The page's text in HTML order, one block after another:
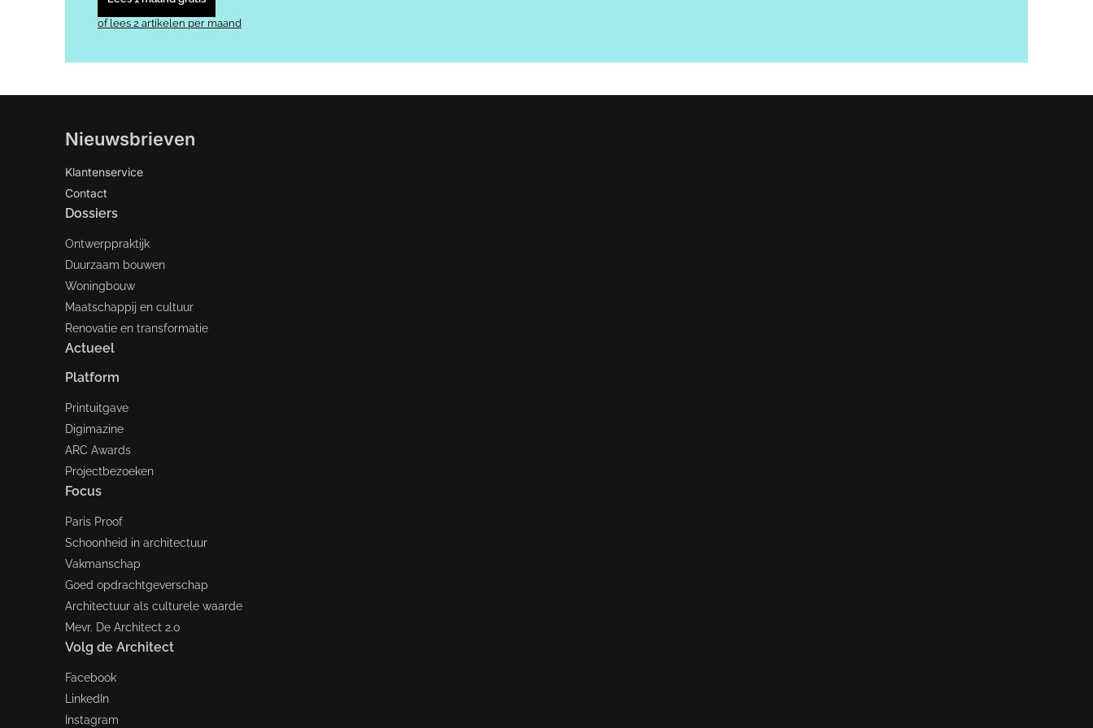
of lees 2 artikelen per maand
Nieuwsbrieven
Klantenservice
Contact
Dossiers
Ontwerppraktijk
Duurzaam bouwen
Woningbouw
Maatschappij en cultuur
Renovatie en transformatie
Actueel
Platform
Printuitgave
Digimazine
ARC Awards
Projectbezoeken
Focus
Paris Proof
Schoonheid in architectuur
Vakmanschap
Goed opdrachtgeverschap
Architectuur als culturele waarde
Mevr. De Architect 2.0
Volg de Architect
Facebook
LinkedIn
Instagram